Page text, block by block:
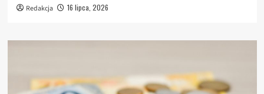
Redakcja 16 lipca, 2026